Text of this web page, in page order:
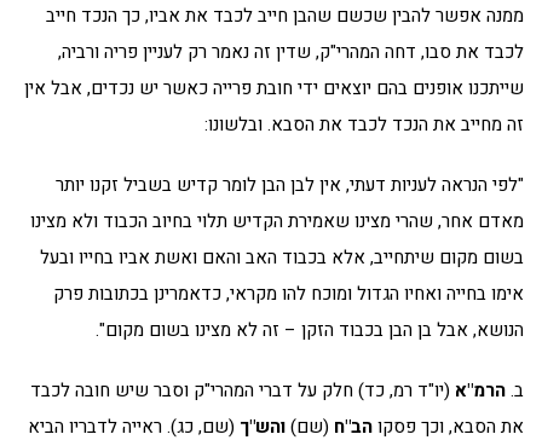
ממנה אפשר להבין שכשם שהבן חייב לכבד את אביו, כך הנכד חייב
לכבד את סבו, דחה המהרי"ק, שדין זה נאמר רק לעניין פריה ורביה,
שייתכנו אופנים בהם יוצאים ידי חובת פרייה כאשר יש נכדים, אבל אין
זה מחייב את הנכד לכבד את הסבא. ובלשונו:
"לפי הנראה לעניות דעתי, אין לבן הבן לומר קדיש בשביל זקנו יותר
מאדם אחר, שהרי מצינו שאמירת הקדיש תלוי בחיוב הכבוד ולא מצינו
בשום מקום שיתחייב, אלא בכבוד האב והאם ואשת אביו בחייו ובעל
אימו בחייה ואחיו הגדול ומוכח להו מקראי, כדאמרינן בכתובות פרק
הנושא, אבל בן הבן בכבוד הזקן – זה לא מצינו בשום מקום".
ב.הרמ"א (יו"ד רמ, כד) חלק על דברי המהרי"ק וסבר שיש חובה לכבד
את הסבא, וכך פסקוהב"ח (שם)והש"ך (שם, כג). ראייה לדבריו הביא